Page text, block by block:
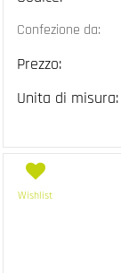
Confezione da:
Prezzo:
Unita di
Wishlist